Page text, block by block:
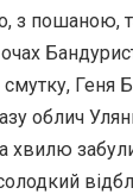
з пошаною,
Геня
облич
хвилю